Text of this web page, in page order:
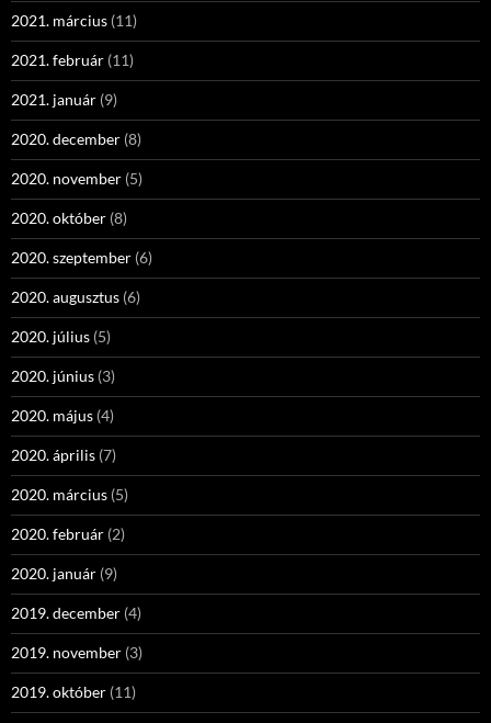
2021. március (11)
2021. február (11)
2021. január (9)
2020. december (8)
2020. november (5)
2020. október (8)
2020. szeptember (6)
2020. augusztus (6)
2020. július (5)
2020. június (3)
2020. május (4)
2020. április (7)
2020. március (5)
2020. február (2)
2020. január (9)
2019. december (4)
2019. november (3)
2019. október (11)